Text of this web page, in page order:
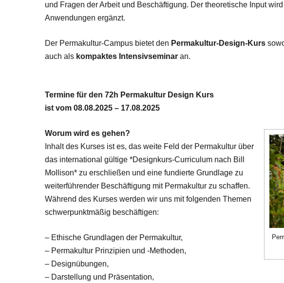
und Fragen der Arbeit und Beschäftigung. Der theoretische Input
Anwendungen ergänzt.
Der Permakultur-Campus bietet den Permakultur-Design-Kurs
auch als kompaktes Intensivseminar an.
Termine für den 72h Permakultur Design Kurs
ist vom 08.08.2025 – 17.08.2025
Worum wird es gehen?
Inhalt des Kurses ist es, das weite Feld der Permakultur über
das international gültige *Designkurs-Curriculum nach Bill
Mollison* zu erschließen und eine fundierte Grundlage zu
weiterführender Beschäftigung mit Permakultur zu schaffen.
Während des Kurses werden wir uns mit folgenden Themen
schwerpunktmäßig beschäftigen:
– Ethische Grundlagen der Permakultur,
– Permakultur Prinzipien und -Methoden,
– Designübungen,
– Darstellung und Präsentation,